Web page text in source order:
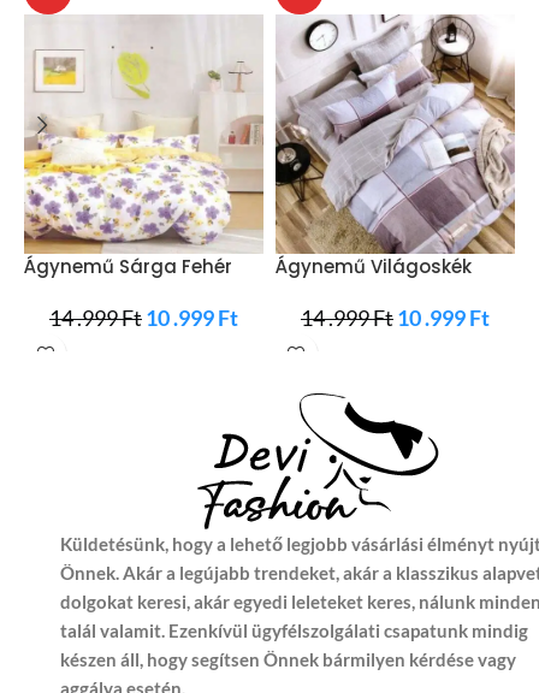
Ágynemű Sárga Fehér
14 .999Ft10 .999Ft
Ágynemű Világoskék
14 .999Ft10 .999Ft
Küldetésünk, hogy a lehető legjobb vásárlási élményt
Önnek. Akár a legújabb trendeket, akár a klasszikus
dolgokat keresi, akár egyedi leleteket keres, nálunk
talál valamit. Ezenkívül ügyfélszolgálati csapatunk mindig
készen áll, hogy segítsen Önnek bármilyen kérdése vagy
aggálya esetén.